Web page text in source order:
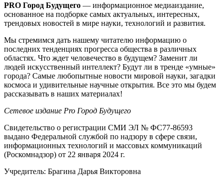
PRO Город Будущего — информационное медиаиздание,
основанное на подборке самых актуальных, интересных,
трендовых новостей в мире науки, технологий и развития.
Мы стремимся дать нашему читателю информацию о
последних тенденциях прогресса общества в различных
областях. Что ждет человечество в будущем? Заменит ли
людей искусственный интеллект? Будут ли в тренде «умные»
города? Самые любопытные новости мировой науки, загадки
космоса и удивительные научные открытия. Все это мы будем
рассказывать в наших материалах!
Сетевое издание Pro Город Будущего
Свидетельство о регистрации СМИ ЭЛ № ФС77-86593
выдано Федеральной службой по надзору в сфере связи,
информационных технологий и массовых коммуникаций
(Роскомнадзор) от 22 января 2024 г.
Учредитель: Брагина Дарья Викторовна